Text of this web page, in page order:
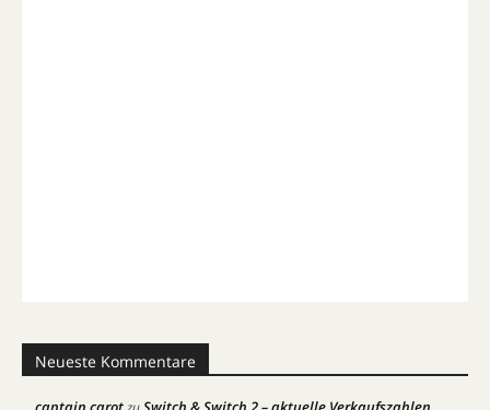
Neueste Kommentare